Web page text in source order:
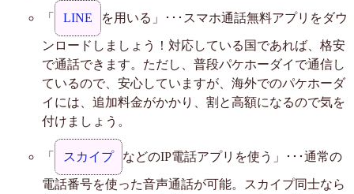
「 LINE を用いる」･･･スマホ通話無料アプリをダウ
ンロードしましょう！対応している国であれば、格安
で通話できます。ただし、普段パケホーダイで通信し
ているので、安心していますが、海外でのパケホーダ
イには、追加料金がかかり、割と高額になるので気を
付けましょう。
「 スカイプ などのIP電話アプリを使う」･･･通常の
電話番号を使った音声通話が可能。スカイプ同士なら